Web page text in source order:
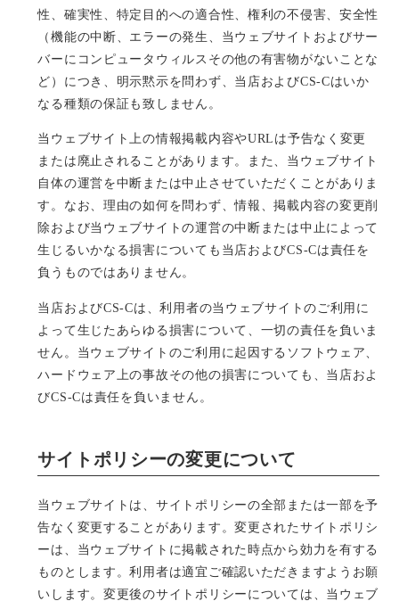
性、確実性、特定目的への適合性、権利の不侵害、安全性
（機能の中断、エラーの発生、当ウェブサイトおよびサー
バーにコンピュータウィルスその他の有害物がないことな
ど）につき、明示黙示を問わず、当店およびCS-Cはいか
なる種類の保証も致しません。
当ウェブサイト上の情報掲載内容やURLは予告なく変更
または廃止されることがあります。また、当ウェブサイト
自体の運営を中断または中止させていただくことがありま
す。なお、理由の如何を問わず、情報、掲載内容の変更削
除および当ウェブサイトの運営の中断または中止によって
生じるいかなる損害についても当店およびCS-Cは責任を
負うものではありません。
当店およびCS-Cは、利用者の当ウェブサイトのご利用に
よって生じたあらゆる損害について、一切の責任を負いま
せん。当ウェブサイトのご利用に起因するソフトウェア、
ハードウェア上の事故その他の損害についても、当店およ
びCS-Cは責任を負いません。
サイトポリシーの変更について
当ウェブサイトは、サイトポリシーの全部または一部を予
告なく変更することがあります。変更されたサイトポリシ
ーは、当ウェブサイトに掲載された時点から効力を有する
ものとします。利用者は適宜ご確認いただきますようお願
いします。変更後のサイトポリシーについては、当ウェブ